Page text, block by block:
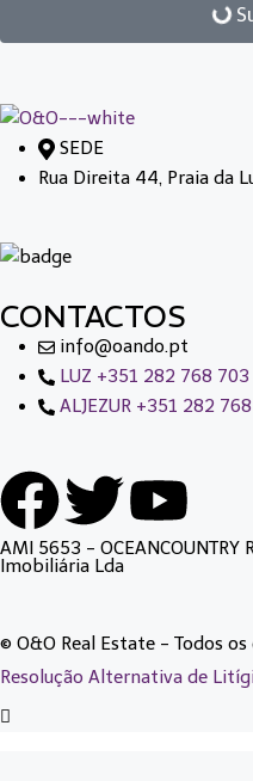
SEDE
Rua Direita 44, Praia da
CONTACTOS
info@oando.pt
LUZ +351 282 768 703
ALJEZUR +351 282
AMI 5653 - OCEANCOUNTRY
Imobiliária Lda
© O&O Real Estate - Todos
Resolução Alternativa de